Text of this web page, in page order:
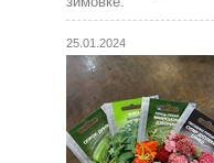
25.01.2024